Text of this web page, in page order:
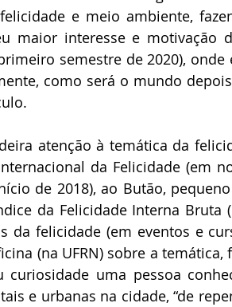
Gean B. de Moraes Patrícia Bianchi
Paulo Torelly
e meio ambiente,
maior interesse e motivação
semestre de 2020),
como será o mundo
atenção à temática da
da Felicidade (em
de 2018), ao Butão,
da Felicidade Interna Bruta
da felicidade (em eventos e
(na UFRN) sobre a temática,
curiosidade uma pessoa
e urbanas na cidade, “de